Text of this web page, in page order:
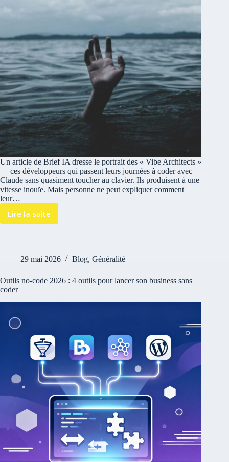
Un article de Brief IA dresse le portrait des « Vibe Architects »
— ces développeurs qui passent leurs journées à coder avec
Claude sans quasiment toucher au clavier. Ils produisent à une
vitesse inouïe. Mais personne ne peut expliquer comment
leur…
Lire la suite
29 mai 2026 Blog, Généralité
Outils no-code 2026 : 4 outils pour lancer son business sans
coder